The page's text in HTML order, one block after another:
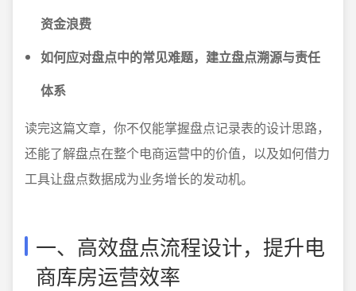
资金浪费
如何应对盘点中的常见难题，建立盘点溯源与责任
体系
读完这篇文章，你不仅能掌握盘点记录表的设计思路，
还能了解盘点在整个电商运营中的价值，以及如何借力
工具让盘点数据成为业务增长的发动机。
一、高效盘点流程设计，提升电
商库房运营效率